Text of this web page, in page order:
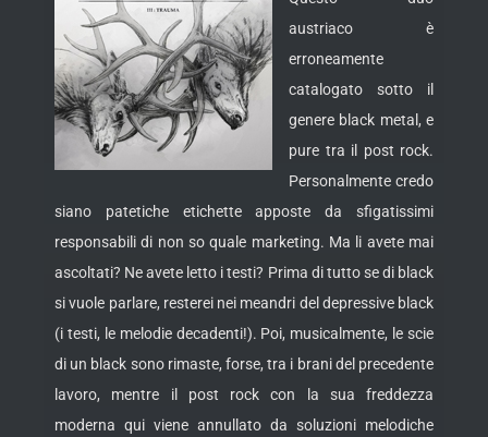
austriaco è
erroneamente
catalogato sotto il
genere black metal, e
pure tra il post rock.
Personalmente credo
siano patetiche etichette apposte da sfigatissimi
responsabili di non so quale marketing. Ma li avete mai
ascoltati? Ne avete letto i testi? Prima di tutto se di black
si vuole parlare, resterei nei meandri del depressive black
(i testi, le melodie decadenti!). Poi, musicalmente, le scie
di un black sono rimaste, forse, tra i brani del precedente
lavoro, mentre il post rock con la sua freddezza
moderna qui viene annullato da soluzioni melodiche